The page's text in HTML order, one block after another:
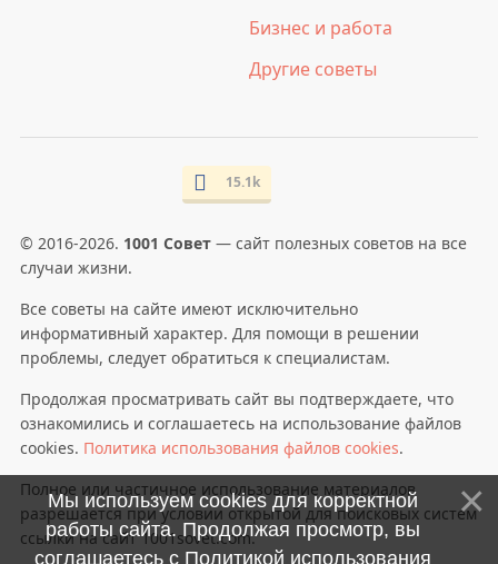
Бизнес и работа
Другие советы
15.1k
© 2016-2026. 1001 Совет— сайт полезных советов на все
случаи жизни.
Все советы на сайте имеют исключительно
информативный характер. Для помощи в решении
проблемы, следует обратиться к специалистам.
Продолжая просматривать сайт вы подтверждаете, что
ознакомились и соглашаетесь на использование файлов
cookies. Политика использования файлов cookies.
Полное или частичное использование материалов
разрешается при условии открытой для поисковых систем
ссылки на сайт 1001sovet.com.
Мы используем cookies для корректной
работы сайта. Продолжая просмотр, вы
соглашаетесь с Политикой использования